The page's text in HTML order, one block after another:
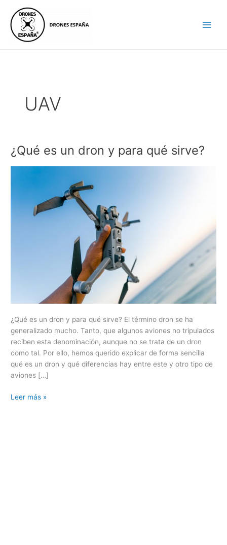
contenido
UAV
¿Qué es un dron y para qué sirve?
¿Qué es un dron y para qué sirve? El término dron se ha
generalizado mucho. Tanto, que algunos aviones no tripulados
reciben esta denominación, aunque no se trata de un dron
como tal. Por ello, hemos querido explicar de forma sencilla
qué es un dron y qué diferencias hay entre este y otro tipo de
aviones […]
¿Qué
es
Leer más »